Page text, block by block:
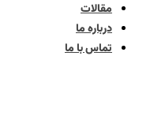
مقالات
درباره ما
تماس با ما